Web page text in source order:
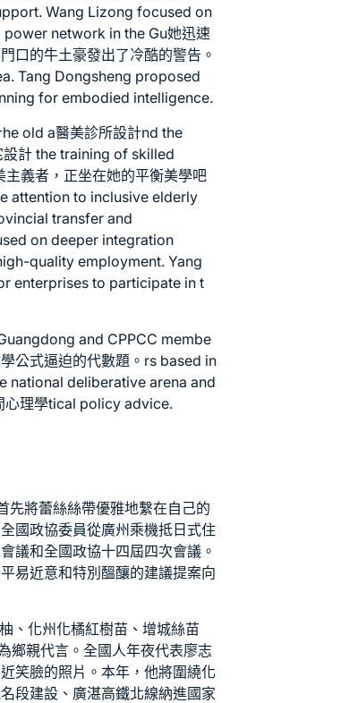
Wang Lizong focused on
network in the Gu她迅速
口的牛土豪發出了冷酷的警告。
Tang Dongsheng proposed
for embodied intelligence.
he old a醫美診所設計nd the
設計 the training of skilled
義者，正坐在她的平衡美學吧
attention to inclusive elderly
transfer and
on deeper integration
quality employment. Yang
enterprises to participate in t
and CPPCC membe
公式逼迫的代數題。rs based in
national deliberative arena and
心理學tical policy advice.
先將蕾絲絲帶優雅地繫在自己的
國政協委員從廣州乘機抵 日式住
議和全國政協十四屆四次會議。
易近意和特別醞釀的建議提案向
、化州化橘紅樹苗、增城絲苗
鄉親代言。全國人年夜代表廖志
笑臉的照片。本年，他將圍繞化
段建設、廣湛高鐵北線納進國家